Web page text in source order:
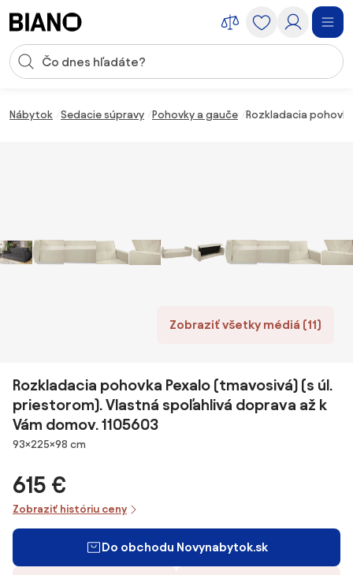
Vstup pre vyhľadávanie
Nábytok Sedacie súpravy Pohovky a gauče Rozkladacia
Zobraziť všetky médiá (11)
Rozkladacia pohovka Pexalo (tmavosivá) (s úl.
priestorom). Vlastná spoľahlivá doprava až k
Vám domov. 1105603
Rozmery
93×225×98 cm
615 €
Zobraziť históriu ceny
Do obchodu Novynabytok.sk